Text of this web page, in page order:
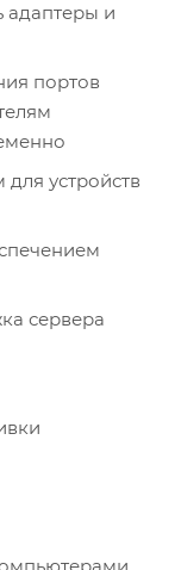
адаптеры и
портов
устройств
сервера